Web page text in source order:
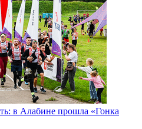
в Алабине прошла «Гонка